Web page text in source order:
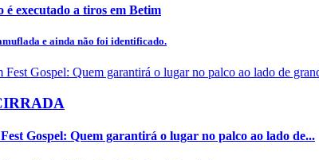
executado a tiros em Betim
e ainda não foi identificado.
Gospel: Quem garantirá o lugar no palco ao lado de...